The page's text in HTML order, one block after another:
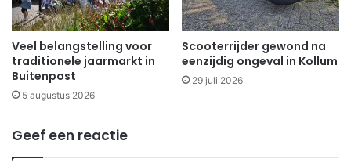
Veel belangstelling voor
traditionele jaarmarkt in
Buitenpost
5 augustus 2026
Scooterrijder gewond na
eenzijdig ongeval in Kollum
29 juli 2026
Geef een reactie